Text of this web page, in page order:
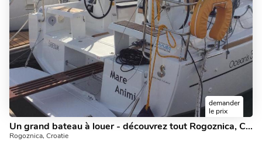
demander
le prix
Un grand bateau à louer - découvrez tout Rogoznica, Croatie peut offrir à bord d'un yacht.
Rogoznica, Croatie